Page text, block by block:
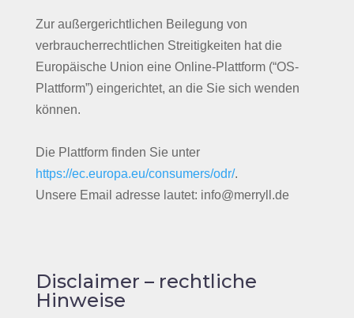
Zur außergerichtlichen Beilegung von
verbraucherrechtlichen Streitigkeiten hat die
Europäische Union eine Online-Plattform (“OS-
Plattform”) eingerichtet, an die Sie sich wenden
können.
Die Plattform finden Sie unter
https://ec.europa.eu/consumers/odr/.
Unsere Email adresse lautet: info@merryll.de
Disclaimer – rechtliche
Hinweise